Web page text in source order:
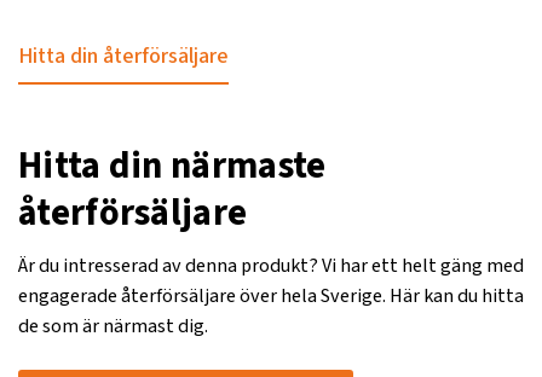
Hitta din återförsäljare
Hitta din närmaste
återförsäljare
Är du intresserad av denna produkt? Vi har ett helt gäng med
engagerade återförsäljare över hela Sverige. Här kan du hitta
de som är närmast dig.